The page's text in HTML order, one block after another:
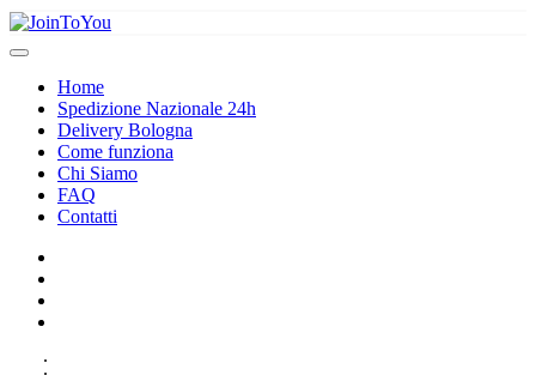
Home
Spedizione Nazionale 24h
Delivery Bologna
Come funziona
Chi Siamo
FAQ
Contatti